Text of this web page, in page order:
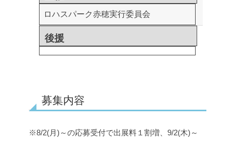
ロハスパーク赤穂実行委員会
後援
募集内容
※8/2(月)～の応募受付で出展料１割増、9/2(木)～